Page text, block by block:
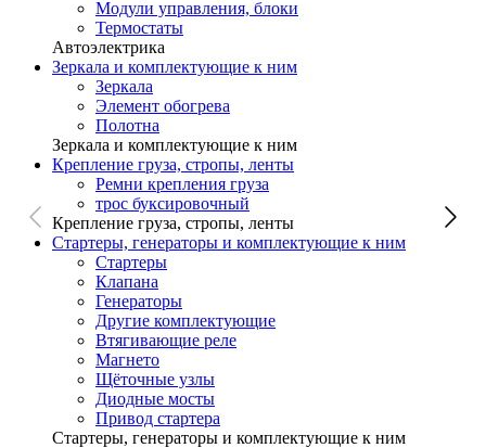
Модули управления, блоки
Термостаты
Автоэлектрика
Зеркала и комплектующие к ним
Зеркала
Элемент обогрева
Полотна
Зеркала и комплектующие к ним
Крепление груза, стропы, ленты
Ремни крепления груза
трос буксировочный
Крепление груза, стропы, ленты
Стартеры, генераторы и комплектующие к ним
Стартеры
Клапана
Генераторы
Другие комплектующие
Втягивающие реле
Магнето
Щёточные узлы
Диодные мосты
Привод стартера
Стартеры, генераторы и комплектующие к ним